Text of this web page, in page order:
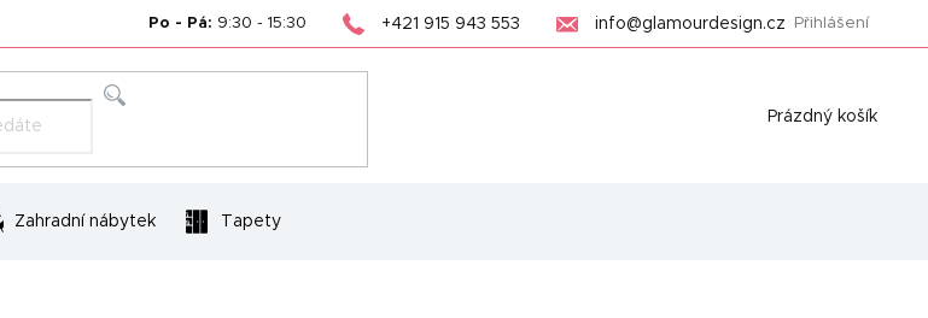
Po - Pá: 9:30 - 15:30 +421 915 943 553 info@glamourdesign.cz Přihlášení
Nákupní
Prázdný košík
Zahradní nábytek Tapety